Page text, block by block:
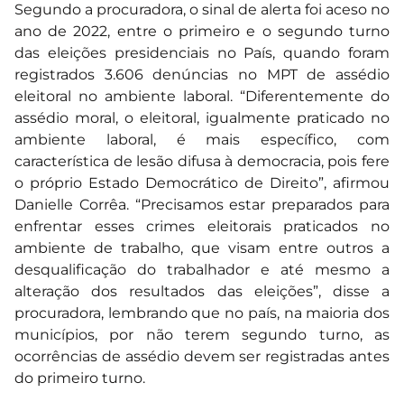
Segundo a procuradora, o sinal de alerta foi aceso no
ano de 2022, entre o primeiro e o segundo turno
das eleições presidenciais no País, quando foram
registrados 3.606 denúncias no MPT de assédio
eleitoral no ambiente laboral. “Diferentemente do
assédio moral, o eleitoral, igualmente praticado no
ambiente laboral, é mais específico, com
característica de lesão difusa à democracia, pois fere
o próprio Estado Democrático de Direito”, afirmou
Danielle Corrêa. “Precisamos estar preparados para
enfrentar esses crimes eleitorais praticados no
ambiente de trabalho, que visam entre outros a
desqualificação do trabalhador e até mesmo a
alteração dos resultados das eleições”, disse a
procuradora, lembrando que no país, na maioria dos
municípios, por não terem segundo turno, as
ocorrências de assédio devem ser registradas antes
do primeiro turno.